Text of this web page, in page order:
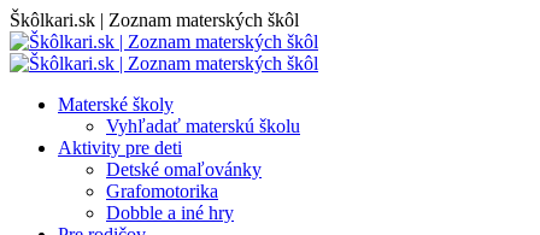
Skip
to
content
Škôlkari.sk | Zoznam materských škôl
Materské školy
Vyhľadať materskú školu
Aktivity pre deti
Detské omaľovánky
Grafomotorika
Dobble a iné hry